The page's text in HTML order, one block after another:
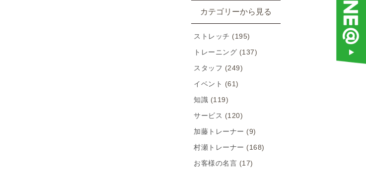
カテゴリーから見る
ストレッチ (195)
トレーニング (137)
スタッフ (249)
イベント (61)
知識 (119)
サービス (120)
加藤トレーナー (9)
村瀬トレーナー (168)
お客様の名言 (17)